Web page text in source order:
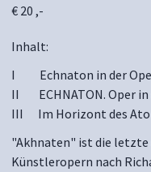
€ 20 ,-
Inhalt:
I Echnaton in der
II ECHNATON. Oper in
III Im Horizont des
"Akhnaten" ist die letzte
Künstleropern nach